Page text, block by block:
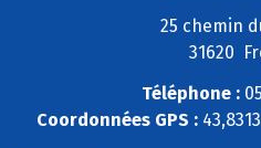
25 chemin
31620
Téléphone :
Coordonnées GPS :